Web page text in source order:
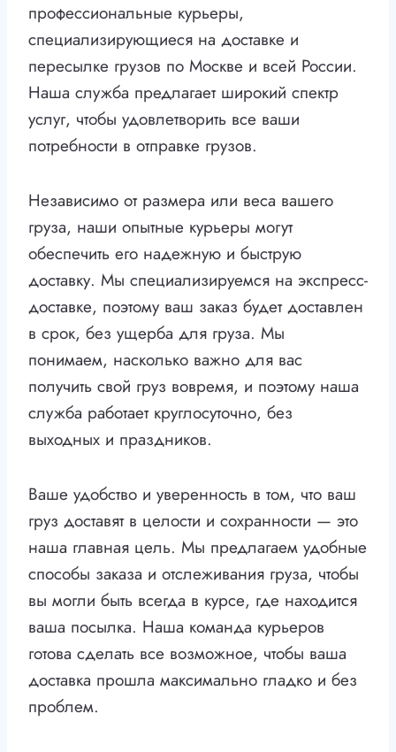
профессиональные курьеры,
специализирующиеся на доставке и
пересылке грузов по Москве и всей России.
Наша служба предлагает широкий спектр
услуг, чтобы удовлетворить все ваши
потребности в отправке грузов.
Независимо от размера или веса вашего
груза, наши опытные курьеры могут
обеспечить его надежную и быструю
доставку. Мы специализируемся на экспресс-
доставке, поэтому ваш заказ будет доставлен
в срок, без ущерба для груза. Мы
понимаем, насколько важно для вас
получить свой груз вовремя, и поэтому наша
служба работает круглосуточно, без
выходных и праздников.
Ваше удобство и уверенность в том, что ваш
груз доставят в целости и сохранности — это
наша главная цель. Мы предлагаем удобные
способы заказа и отслеживания груза, чтобы
вы могли быть всегда в курсе, где находится
ваша посылка. Наша команда курьеров
готова сделать все возможное, чтобы ваша
доставка прошла максимально гладко и без
проблем.